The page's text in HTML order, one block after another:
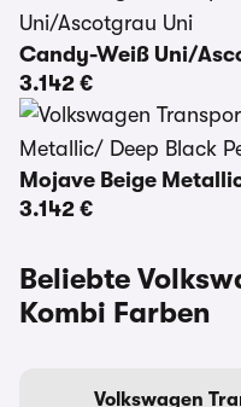
Candy-Weiß Uni/
3.142 €
Mojave Beige
3.142 €
Beliebte
Kombi Farben
Volkswagen